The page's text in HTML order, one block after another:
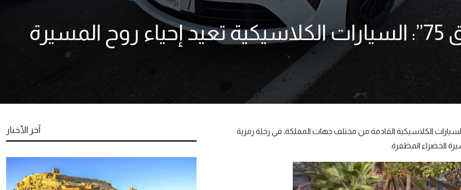
بعد نصف قرن “رالي طريق 75”: السيارات الكلاسيكية تعيد إحياء روح المسيرة
الكلاسيكية القادمة من مختلف جهات المملكة، في رحلة رمزية
الخضراء المظفرة.
آخر الأخبار